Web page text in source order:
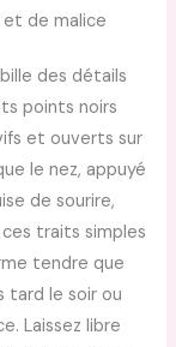
et de malice
des détails
points noirs
et ouverts sur
le nez, appuyé
de sourire,
traits simples
tendre que
tard le soir ou
Laissez libre